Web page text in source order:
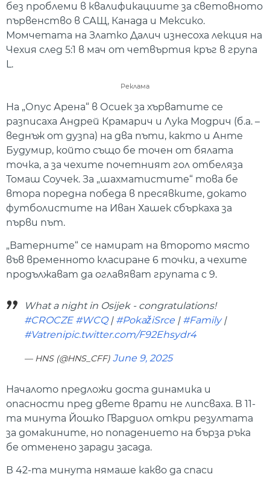
без проблеми в квалификациите за световното
първенство в САЩ, Канада и Мексико.
Момчетата на Златко Далич изнесоха лекция на
Чехия след 5:1 в мач от четвъртия кръг в група
L.
Реклама
На „Опус Арена“ в Осиек за хърватите се
разписаха Андрей Крамарич и Лука Модрич (б.а. –
веднъж от дузпа) на два пъти, както и Анте
Будумир, който също бе точен от бялата
точка, а за чехите почетният гол отбеляза
Томаш Соучек. За „шахматистите“ това бе
втора поредна победа в пресявките, докато
футболистите на Иван Хашек сбъркаха за
първи път.
„Ватерните“ се намират на второто място
във временното класиране 6 точки, а чехите
продължават да оглавяват групата с 9.
What a night in Osijek - congratulations!
#CROCZE #WCQ| #PokažiSrce | #Family|
#Vatrenipic.twitter.com/F92Ehsydr4
— HNS (@HNS_CFF) June 9, 2025
Началото предложи доста динамика и
опасности пред двете врати не липсваха. В 11-
та минута Йошко Гвардиол откри резултата
за домакините, но попадението на бърза ръка
бе отменено заради засада.
В 42-та минута нямаше какво да спаси